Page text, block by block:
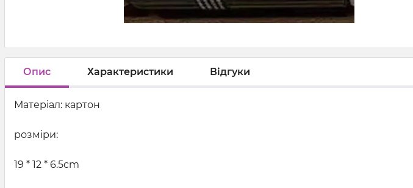
Опис Характеристики Відгуки
Матеріал: картон
розміри:
19 * 12 * 6.5cm